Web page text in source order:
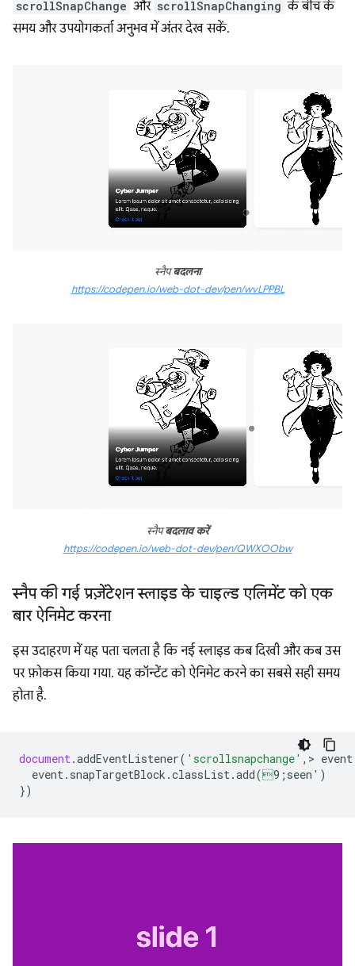
scrollSnapChange और scrollSnapChanging के बीच के
समय और उपयोगकर्ता अनुभव में अंतर देख सकें.
स्नैपबदलना
https://codepen.io/web-dot-dev/pen/wvLPPBL
स्नैपबदलाव करें
https://codepen.io/web-dot-dev/pen/QWXOObw
स्नैप की गई प्रज़ेंटेशन स्लाइड के चाइल्ड एलिमेंट को एक
बार ऐनिमेट करना
इस उदाहरण में यह पता चलता है कि नई स्लाइड कब दिखी और कब उस
पर फ़ोकस किया गया. यह कॉन्टेंट को ऐनिमेट करने का सबसे सही समय
होता है.
document .addEventListener( 'scrollsnapchange' , > event
event . snapTargetBlock .classList .add(9;seen' )
})